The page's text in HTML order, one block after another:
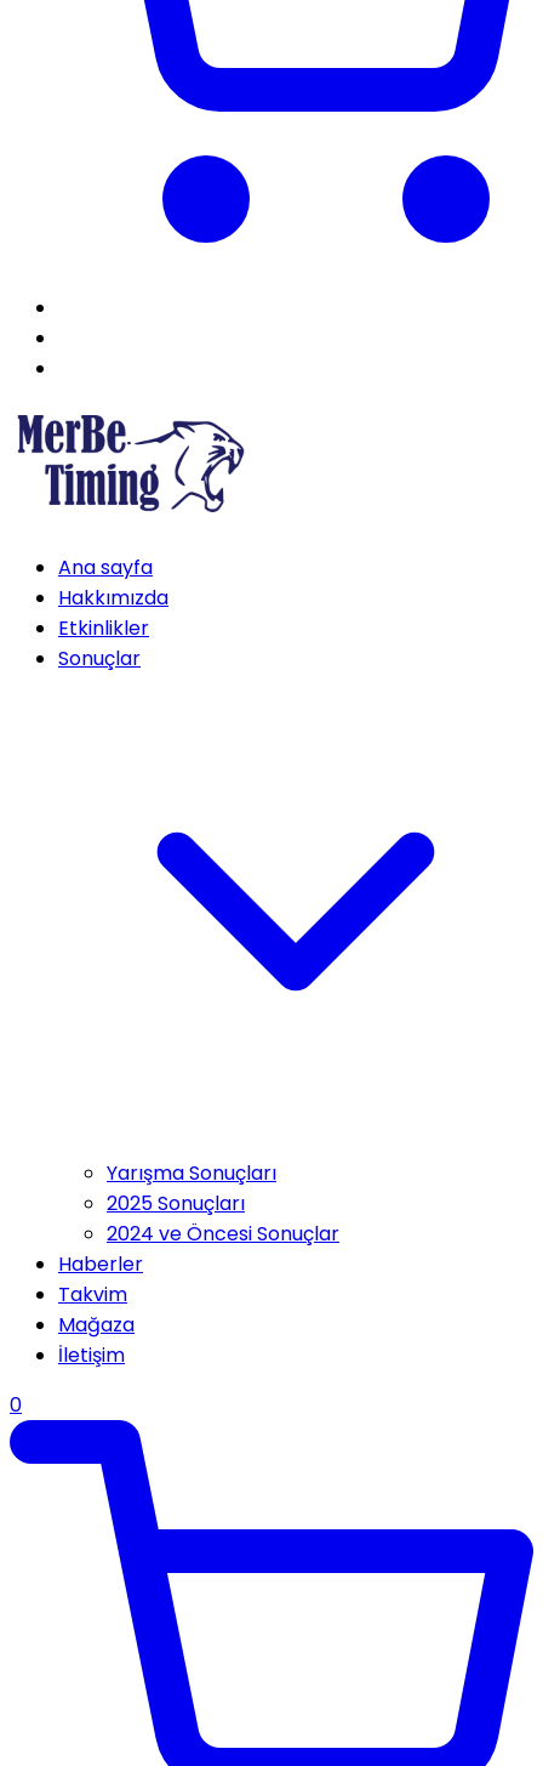
Ana sayfa
Hakkımızda
Etkinlikler
Sonuçlar
Yarışma Sonuçları
2025 Sonuçları
2024 ve Öncesi Sonuçlar
Haberler
Takvim
Mağaza
İletişim
0